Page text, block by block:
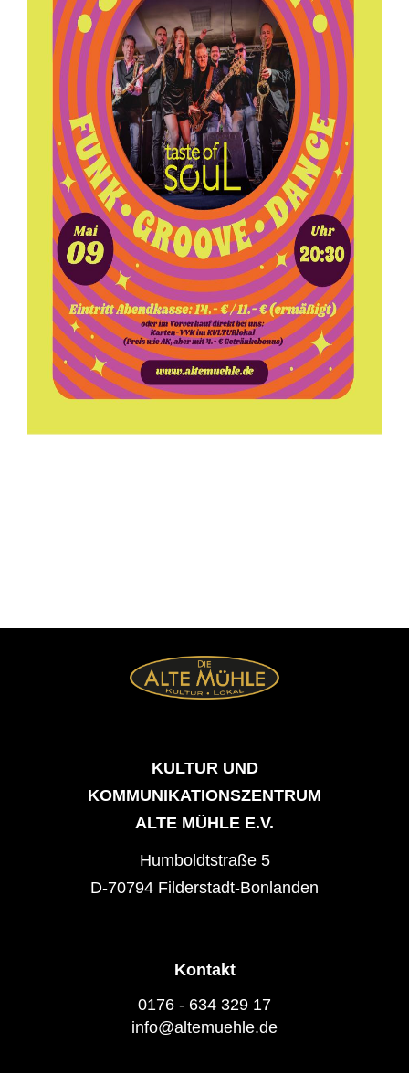
KULTUR UND
KOMMUNIKATIONSZENTRUM
ALTE MÜHLE E.V.
Humboldtstraße 5
D-70794 Filderstadt-Bonlanden
Kontakt
0176 - 634 329 17
info@altemuehle.de